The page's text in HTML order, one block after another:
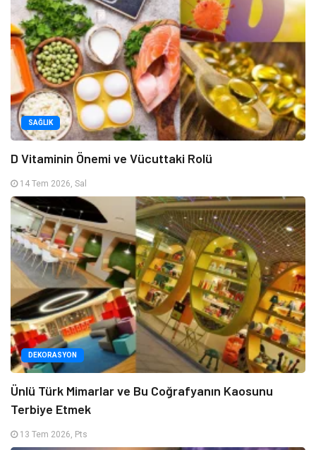
SAĞLIK
D Vitaminin Önemi ve Vücuttaki Rolü
14 Tem 2026, Sal
DEKORASYON
Ünlü Türk Mimarlar ve Bu Coğrafyanın Kaosunu
Terbiye Etmek
13 Tem 2026, Pts